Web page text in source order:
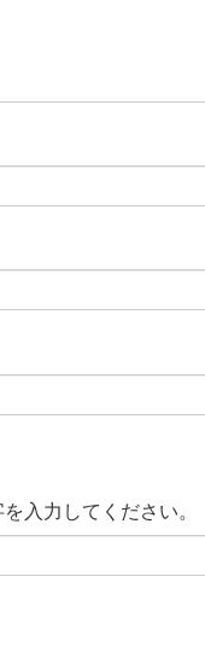
入力してください。